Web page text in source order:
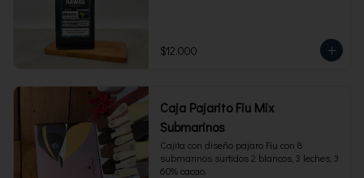
$12.000
Caja Pajarito Fiu Mix
Submarinos
Cajita con diseño pajaro Fiu con 8
submarinos surtidos 2 blancos, 3 leches, 3
60% cacao.